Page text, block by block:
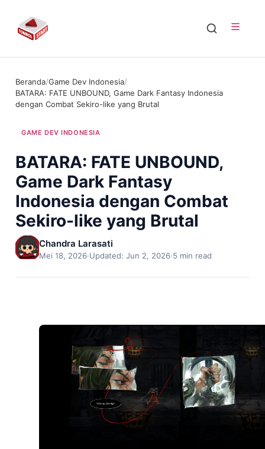
Beranda/Game Dev Indonesia/
BATARA: FATE UNBOUND, Game Dark Fantasy Indonesia
dengan Combat Sekiro-like yang Brutal
GAME DEV INDONESIA
BATARA: FATE UNBOUND,
Game Dark Fantasy
Indonesia dengan Combat
Sekiro-like yang Brutal
Chandra Larasati
Mei 18, 2026·Updated: Jun 2, 2026·5 min read